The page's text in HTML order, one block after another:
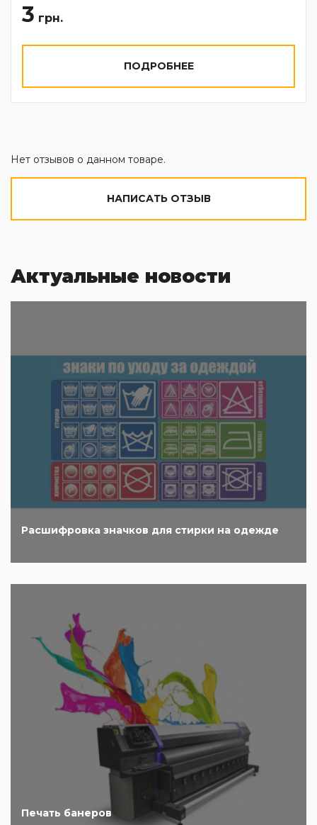
3 грн.
ПОДРОБНЕЕ
Нет отзывов о данном товаре.
НАПИСАТЬ ОТЗЫВ
Актуальные новости
Расшифровка значков для стирки на одежде
Печать банеров